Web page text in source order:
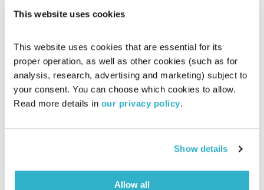
This website uses cookies
This website uses cookies that are essential for its
proper operation, as well as other cookies (such as for
analysis, research, advertising and marketing) subject to
your consent. You can choose which cookies to allow.
Read more details in our privacy policy.
Show details
Allow all
בני בא – 6.4.22
בני בא
בני בשן
איתנו. ויופי. טפו עלינו
אודיו